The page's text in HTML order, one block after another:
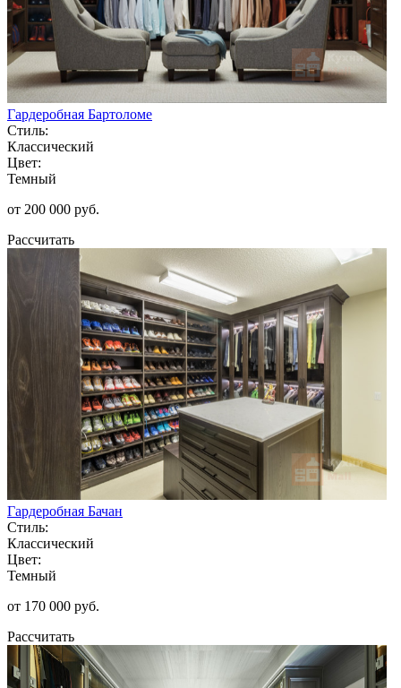
Гардеробная Бартоломе
Стиль:
Классический
Цвет:
Темный
от 200 000 руб.
Рассчитать
Гардеробная Бачан
Стиль:
Классический
Цвет:
Темный
от 170 000 руб.
Рассчитать